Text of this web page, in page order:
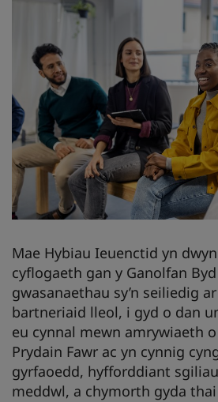
Mae Hybiau Ieuenctid yn
cyflogaeth gan y Ganolfan Byd
gwasanaethau sy’n seiliedig
bartneriaid lleol, i gyd o dan
eu cynnal mewn amrywiaeth
Prydain Fawr ac yn cynnig
gyrfaoedd, hyfforddiant
meddwl, a chymorth gyda